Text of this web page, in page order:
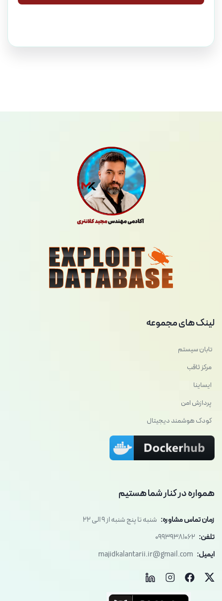
لینک های مجموعه
تابان سیستم
مرکز ثاقب
ایساینا
پردازش امن
کودک هوشمند دیجیتال
همواره در کنار شما هستیم
زمان تماس مشاوره: شنبه تا پنج شنبه از 9 الی 22
تلفن: 09939381062
ایمیل: majidkalantarii.ir@gmail.com